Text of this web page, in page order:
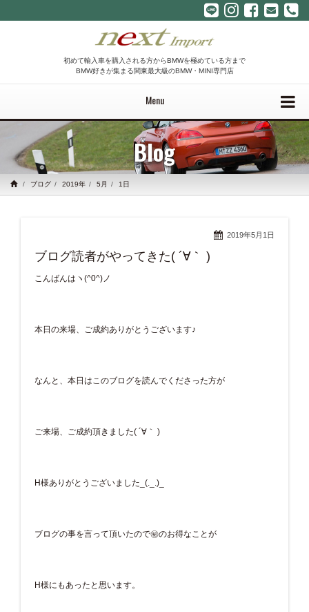
初めて輸入車を購入される方からBMWを極めている方まで
BMW好きが集まる関東最大級のBMW・MINI専門店
Menu
Blog
ブログ 2019年 5月 1日
2019年5月1日
ブログ読者がやってきた( ´∀｀ )
こんばんはヽ(^0^)ノ
本日の来場、ご成約ありがとうございます♪
なんと、本日はこのブログを読んでくださった方が
ご来場、ご成約頂きました( ´∀｀ )
H様ありがとうございました_(._.)_
ブログの事を言って頂いたので㊙のお得なことが
H様にもあったと思います。